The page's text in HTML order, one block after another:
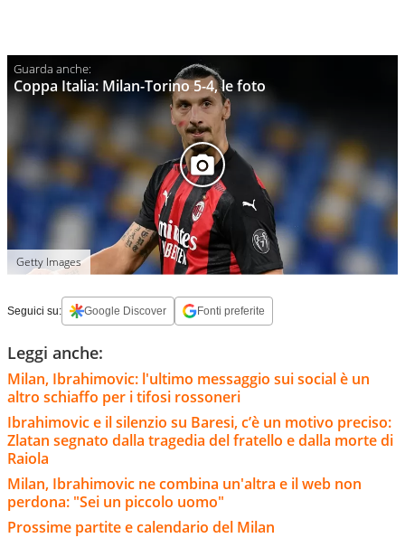
Coppa Italia: Milan-Torino 5-4, le foto
Getty Images
Seguici su: Google Discover Fonti preferite
Leggi anche:
Milan, Ibrahimovic: l'ultimo messaggio sui social è un
altro schiaffo per i tifosi rossoneri
Ibrahimovic e il silenzio su Baresi, c’è un motivo preciso:
Zlatan segnato dalla tragedia del fratello e dalla morte di
Raiola
Milan, Ibrahimovic ne combina un'altra e il web non
perdona: "Sei un piccolo uomo"
Prossime partite e calendario del Milan